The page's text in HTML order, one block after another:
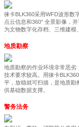
徕卡BLK360采用WFD波形数
点云信息和360° 全景影像，
为文物数字化存档、三维建模
地质勘察
地质勘察的作业环境非常恶劣
技术要求较高。用徕卡
平，放稳就可扫描，是地质勘
供基础数据支撑。
警务法务